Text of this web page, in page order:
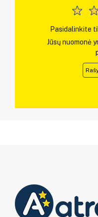
Pasidalinkite
Jūsų nuomonė